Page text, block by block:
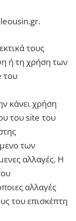
τους
ή τη χρήση των
του
κάνει χρήση
του site του
των
αλλαγές. Η
αλλαγές
του επισκέπτη